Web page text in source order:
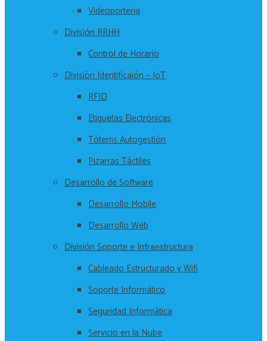
Videoporteria
División RRHH
Control de Horario
División Identificaión – IoT
RFID
Etiquetas Electrónicas
Tótems Autogestión
Pizarras Táctiles
Desarrollo de Software
Desarrollo Mobile
Desarrollo Web
División Soporte e Infraestructura
Cableado Estructurado y Wifi
Soporte Informático
Seguridad Informática
Servicio en la Nube